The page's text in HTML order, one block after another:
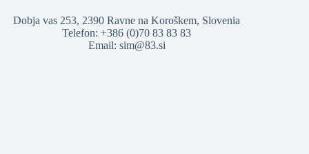
Dobja vas 253, 2390 Ravne na Koroškem, Slovenia
Telefon: +386 (0)70 83 83 83
Email: sim@83.si